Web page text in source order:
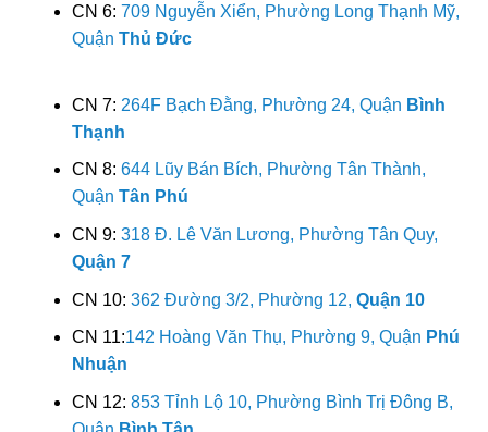
CN 6: 709 Nguyễn Xiển, Phường Long Thạnh Mỹ,
Quận Thủ Đức
CN 7: 264F Bạch Đằng, Phường 24, Quận Bình
Thạnh
CN 8: 644 Lũy Bán Bích, Phường Tân Thành,
Quận Tân Phú
CN 9: 318 Đ. Lê Văn Lương, Phường Tân Quy,
Quận 7
CN 10: 362 Đường 3/2, Phường 12, Quận 10
CN 11:142 Hoàng Văn Thụ, Phường 9, Quận Phú
Nhuận
CN 12: 853 Tỉnh Lộ 10, Phường Bình Trị Đông B,